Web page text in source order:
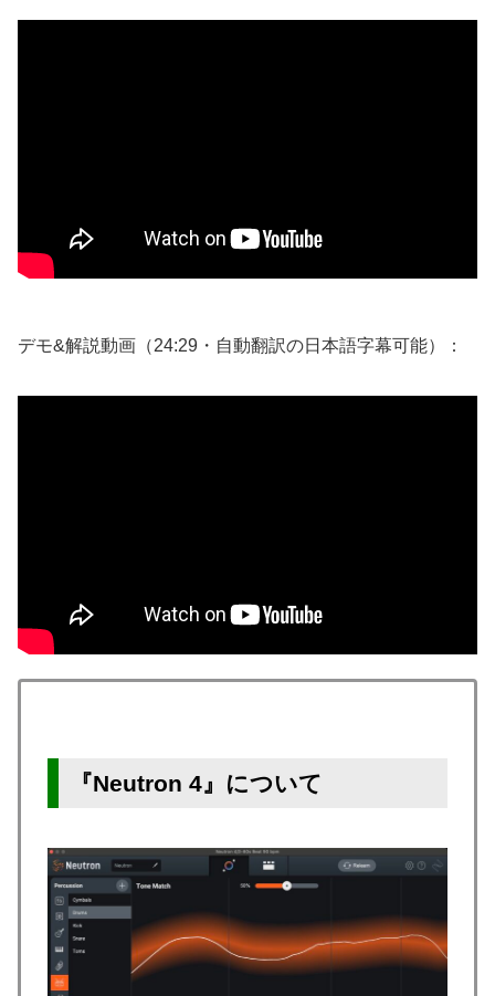
デモ&解説動画（24:29・自動翻訳の日本語字幕可能）：
『Neutron 4』について